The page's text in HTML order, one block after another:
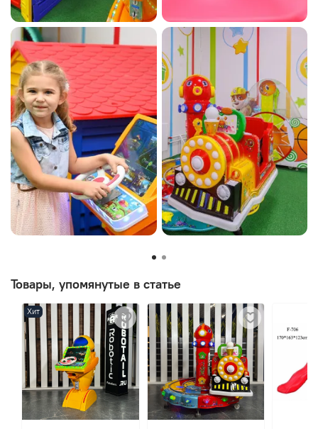
Товары, упомянутые в статье
Хит